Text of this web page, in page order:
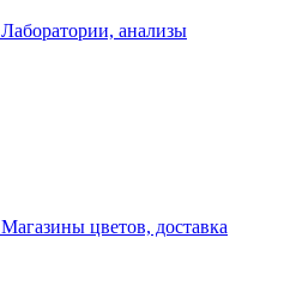
Лаборатории, анализы
Магазины цветов, доставка